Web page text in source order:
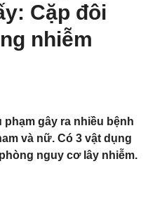
Cặp đôi
nhiễm
phạm gây ra nhiều bệnh
và nữ. Có 3 vật dụng
nguy cơ lây nhiễm.